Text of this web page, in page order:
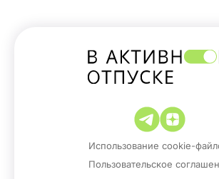
Использование cookie-
Пользовательское